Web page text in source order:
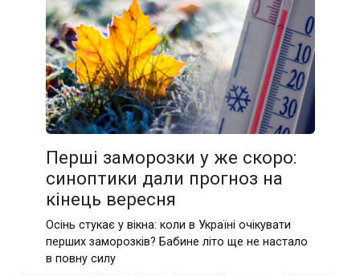
Перші заморозки у же скоро:
синоптики дали прогноз на
кінець вересня
Осінь стукає у вікна: коли в Україні очікувати
перших заморозків? Бабине літо ще не настало
в повну силу